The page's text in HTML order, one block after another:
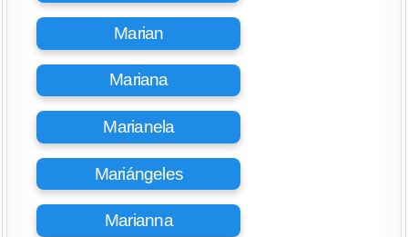
Marian
Mariana
Marianela
Mariángeles
Marianna